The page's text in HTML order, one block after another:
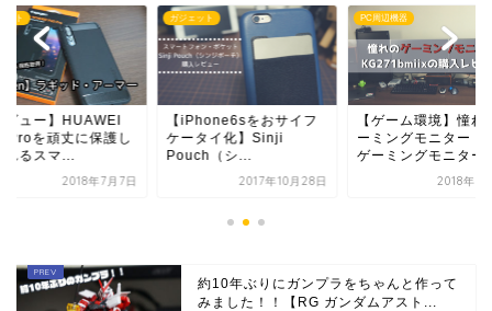
ット
をおサイフ
タイ化】Sinji
（シ...
2017年10月28日
PC周辺機器
【ゲーム環境】憧れのゲ
ーミングモニター！Acer
ゲーミングモニター...
2018年1月21日
ガジェット
【レビュー】
P20 Proを頑丈に保
てくれるスマ...
2018年7
約10年ぶりにガンプラをちゃんと作って
みました！！【RG ガンダムアスト...